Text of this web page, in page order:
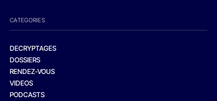
CATEGORIES
DECRYPTAGES
DOSSIERS
RENDEZ-VOUS
VIDEOS
PODCASTS